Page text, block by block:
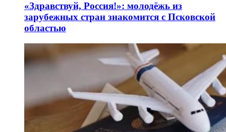
«Здравствуй, Россия!»: молодёжь из
зарубежных стран знакомится с Псковской
областью